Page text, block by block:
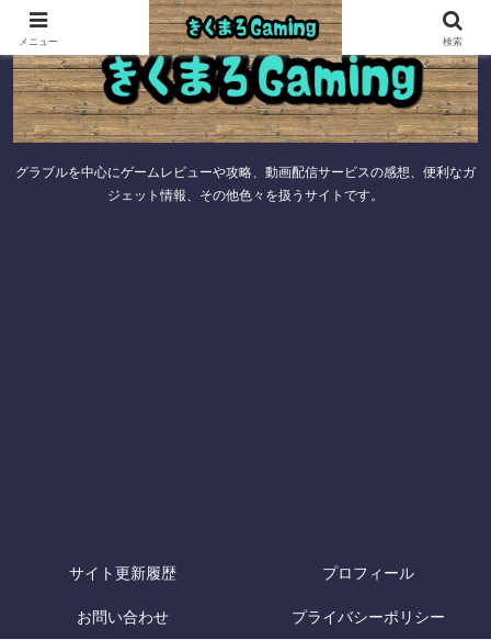
グラブルを中心にゲームレビューや攻略、動画配信サービスの感想、便利なガ
ジェット情報、その他色々を扱うサイトです。
サイト更新履歴 プロフィール
お問い合わせ プライバシーポリシー
メニュー 検索